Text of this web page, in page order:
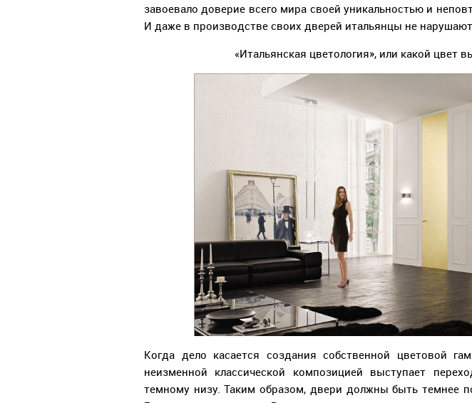
завоевало доверие всего мира своей уникальностью и
И даже в производстве своих дверей итальянцы не
«Итальянская цветология», или какой цвет
Когда дело касается создания собственной цветовой
неизменной классической композицией выступает
темному низу. Таким образом, двери должны быть темнее